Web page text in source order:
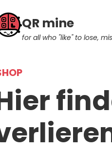
QR mine
for all who "like" to lose,